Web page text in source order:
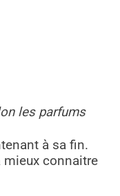
les parfums
à sa fin.
mieux connaitre